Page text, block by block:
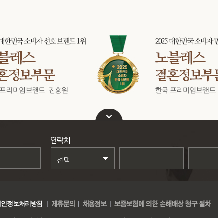
선택
선택 선택
정보처리방침